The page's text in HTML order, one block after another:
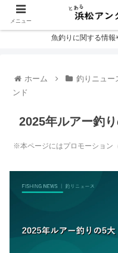
魚釣りに関する情
ホーム 釣りニュー
ンド
2025年ルアー釣
※本ページにはプロモーション
メニュー